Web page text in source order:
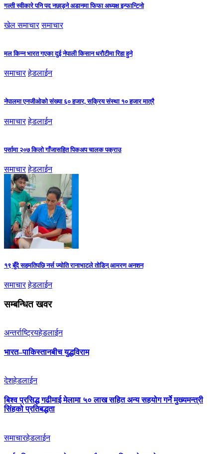
गल्ती स्वीकारे पनि पद नछाड्ने अडानमा फिफा अध्यक्ष इन्फान्टिनो
खेल समाचार समाचार
मल किन्न भारत गएका दुई नेपाली किसान धरौटीमा रिहा हुने
समाचार हेडलाईन
नेपालमा एनजीओको संख्या ६० हजार, सक्रिय संस्था १० हजार मात्रै
समाचार हेडलाईन
पर्सामा २०७ किलो गाँजासहित पिकअप चालक पक्राउ
समाचार हेडलाईन
१९ बुँदे सहमतिपछि नर्स ज्योति रानाभाटले तोडिन् आमरण अनशन
समाचार हेडलाईन
सम्बन्धित खवर
अन्तर्राष्ट्रियहेडलाईन
भारत–पाकिस्तानबीच युद्धविराम
देशहेडलाईन
बिश्व प्रसिद्ध गढीमाई मेलामा ५० लाख सहित अन्य सहयोग गर्ने मुख्यमन्त्री
सिंहको प्रतिबद्धता
समाचारहेडलाईन